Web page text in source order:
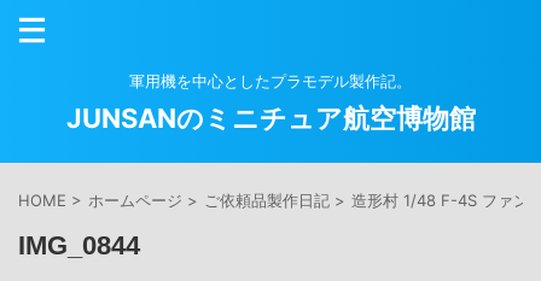
軍用機を中心としたプラモデル製作記。
JUNSANのミニチュア航空博物館
HOME > ホームページ > ご依頼品製作日記 > 造形村 1/48 F-4S ファン
IMG_0844